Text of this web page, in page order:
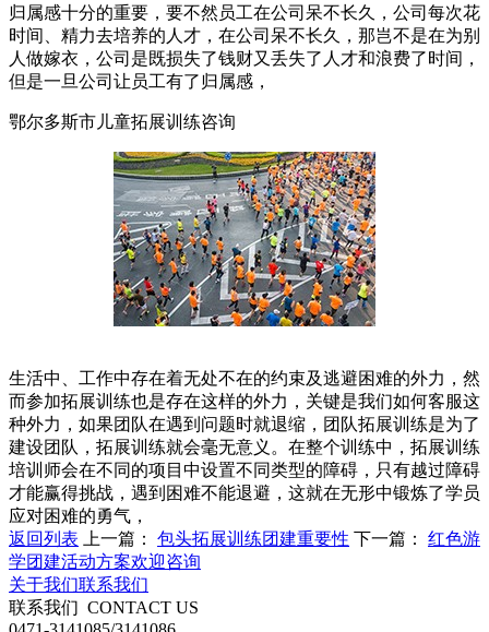
归属感十分的重要，要不然员工在公司呆不长久，公司每次花
时间、精力去培养的人才，在公司呆不长久，那岂不是在为别
人做嫁衣，公司是既损失了钱财又丢失了人才和浪费了时间，
但是一旦公司让员工有了归属感，
鄂尔多斯市儿童拓展训练咨询
生活中、工作中存在着无处不在的约束及逃避困难的外力，然
而参加拓展训练也是存在这样的外力，关键是我们如何客服这
种外力，如果团队在遇到问题时就退缩，团队拓展训练是为了
建设团队，拓展训练就会毫无意义。在整个训练中，拓展训练
培训师会在不同的项目中设置不同类型的障碍，只有越过障碍
才能赢得挑战，遇到困难不能退避，这就在无形中锻炼了学员
应对困难的勇气，
返回列表
上一篇： 包头拓展训练团建重要性 下一篇： 红色游
学团建活动方案欢迎咨询
关于我们联系我们
联系我们 CONTACT US